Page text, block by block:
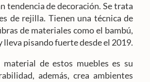
tendencia de decoración. Se trata
de rejilla. Tienen una técnica de
de materiales como el bambú,
lleva pisando fuerte desde el 2019.
de estos muebles es su
además, crea ambientes